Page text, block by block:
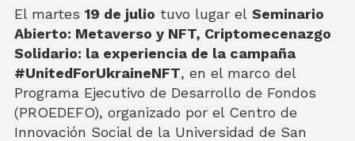
El martes 19 de julio tuvo lugar el Seminario
Abierto: Metaverso y NFT, Criptomecenazgo
Solidario: la experiencia de la campaña
#UnitedForUkraineNFT, en el marco del
Programa Ejecutivo de Desarrollo de Fondos
(PROEDEFO), organizado por el Centro de
Innovación Social de la Universidad de San